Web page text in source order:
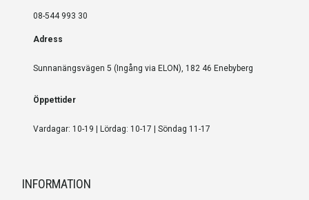
08-544 993 30
Adress
Sunnanängsvägen 5 (Ingång via ELON), 182 46 Enebyberg
Öppettider
Vardagar: 10-19 | Lördag: 10-17 | Söndag 11-17
INFORMATION